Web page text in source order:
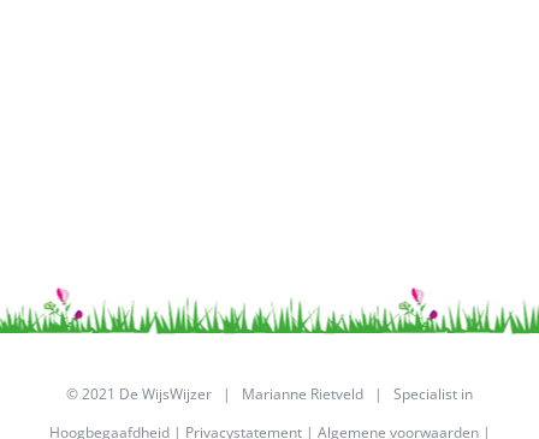
© 2021 De WijsWijzer | Marianne Rietveld | Specialist in
Hoogbegaafdheid | Privacystatement| Algemene voorwaarden|